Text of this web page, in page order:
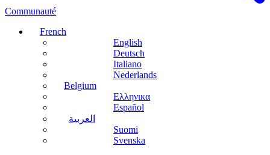
Communauté
French
English
Deutsch
Italiano
Nederlands
Belgium
Ελληνικα
Español
العربية
Suomi
Svenska